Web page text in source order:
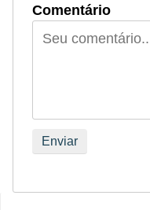
Comentário